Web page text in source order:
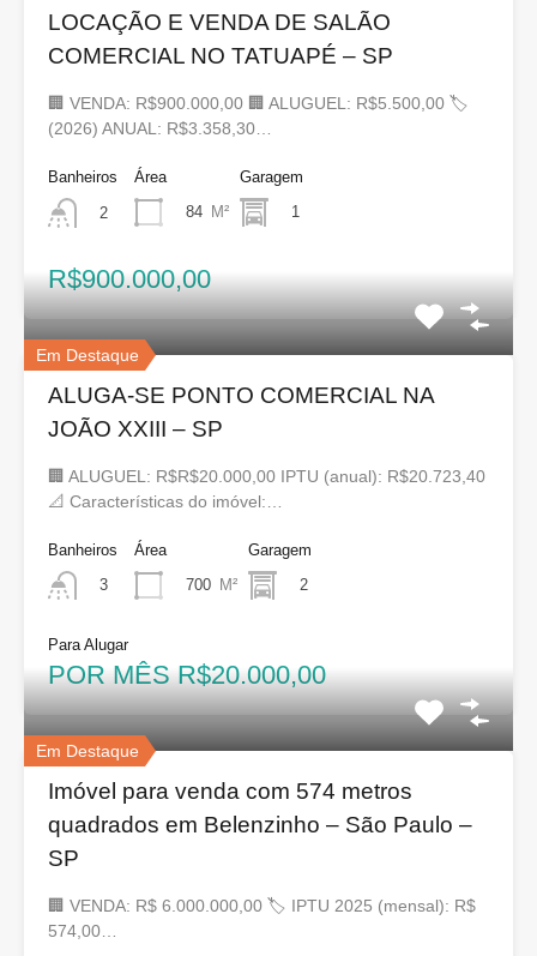
LOCAÇÃO E VENDA DE SALÃO
COMERCIAL NO TATUAPÉ – SP
🏢 VENDA: R$900.000,00 🏢 ALUGUEL: R$5.500,00 🏷
(2026) ANUAL: R$3.358,30…
Banheiros
2
Área
84 M²
Garagem
1
R$900.000,00
Em Destaque
ALUGA-SE PONTO COMERCIAL NA
JOÃO XXIII – SP
🏢 ALUGUEL: R$R$20.000,00 IPTU (anual): R$20.723,40
📐 Características do imóvel:…
Banheiros
3
Área
700 M²
Garagem
2
Para Alugar
POR MÊS R$20.000,00
Em Destaque
Imóvel para venda com 574 metros
quadrados em Belenzinho – São Paulo –
SP
🏢 VENDA: R$ 6.000.000,00 🏷 IPTU 2025 (mensal): R$
574,00…